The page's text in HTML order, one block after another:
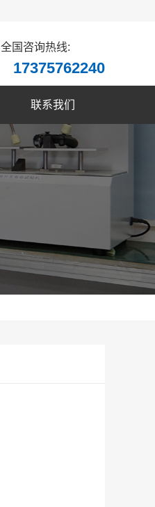
全国咨询热线:
17375762240
联系我们